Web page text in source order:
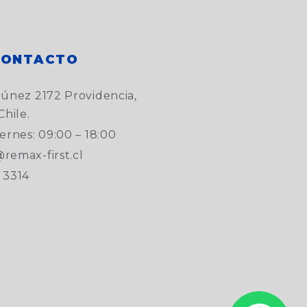
2172 Providencia,
09:00 – 18:00
first.cl